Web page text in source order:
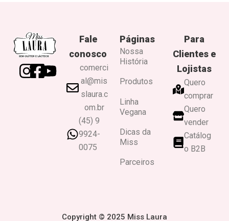
Fale
conosco
comerci
al@mis
slaura.c
om.br
(45) 9
9924-
0075
Páginas
Nossa
História
Produtos
Linha
Vegana
Dicas da
Miss
Parceiros
Para
Clientes e
Lojistas
Quero
comprar
Quero
vender
Catálog
o B2B
Copyright © 2025 Miss Laura